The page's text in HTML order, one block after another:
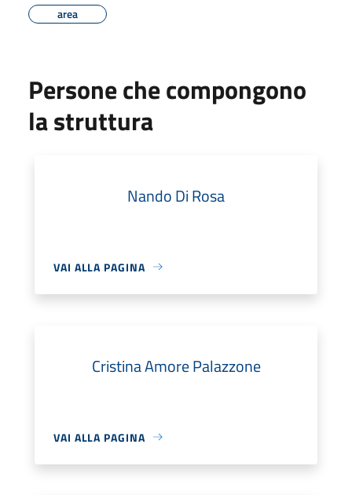
area
Persone che compongono
la struttura
Nando Di Rosa
VAI ALLA PAGINA
Cristina Amore Palazzone
VAI ALLA PAGINA